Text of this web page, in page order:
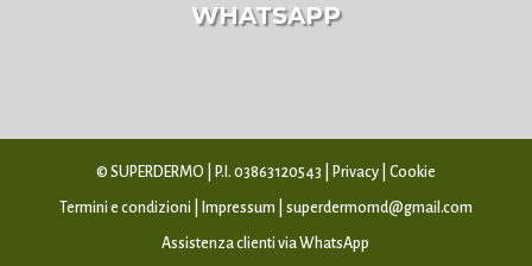
WHATSAPP
© SUPERDERMO | P.I. 03863120543 | Privacy| Cookie
Termini e condizioni Impressum superdermomd@gmail.com
Assistenza clienti via WhatsApp